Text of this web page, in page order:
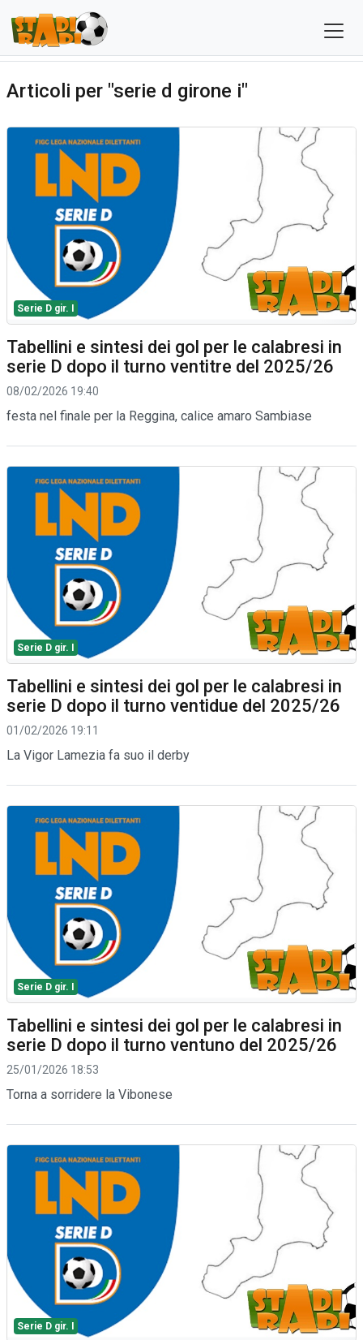
Articoli per "serie d girone i"
Serie D gir. I
Tabellini e sintesi dei gol per le calabresi in
serie D dopo il turno ventitre del 2025/26
08/02/2026 19:40
festa nel finale per la Reggina, calice amaro Sambiase
Serie D gir. I
Tabellini e sintesi dei gol per le calabresi in
serie D dopo il turno ventidue del 2025/26
01/02/2026 19:11
La Vigor Lamezia fa suo il derby
Serie D gir. I
Tabellini e sintesi dei gol per le calabresi in
serie D dopo il turno ventuno del 2025/26
25/01/2026 18:53
Torna a sorridere la Vibonese
Serie D gir. I